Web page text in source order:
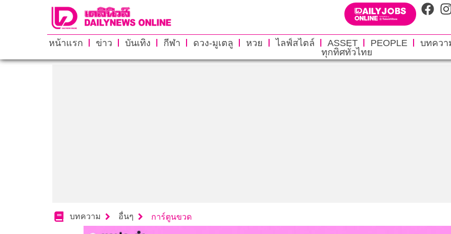
หน้าแรก ข่าว บันเทิง กีฬา ดวง-มูเตลู หวย ไลฟ์สไตล์ ASSET PEOPLE บทควา
ทุกทิศทั่วไทย
บทความ อื่นๆ การ์ตูนขวด